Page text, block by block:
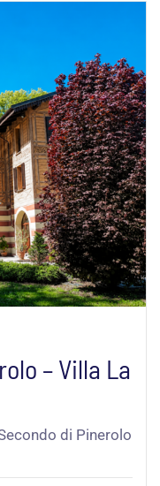
– Villa La
di Pinerolo